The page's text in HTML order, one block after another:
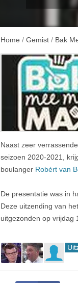
Home / Gemist / Bak
Naast zeer
seizoen 2020-2021,
boulanger Robèrt van
De presentatie was in
Deze uitzending van
uitgezonden op vrijdag